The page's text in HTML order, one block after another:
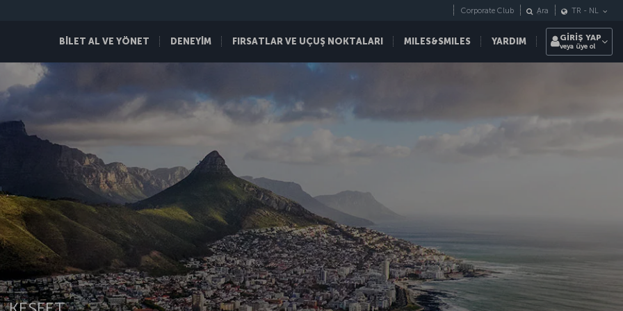
BİLET AL VE YÖNET DENEYİM FIRSATLAR VE UÇUŞ NOKTALARI MILES&SMILES YARDIM
Corporate Club Ara TR - NL
GİRİŞ YAP
veya üye ol